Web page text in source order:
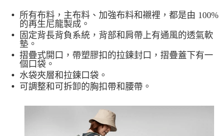
離島宅配
每筆NT$80，滿NT$490(含以上)免運費
付款後門市自取
免運費
所有布料，主布料、加強布料和襯裡，都是由 100%
的再生尼龍製成。
固定背長背負系統，背部和肩帶上有通風的透氣軟
墊。
摺疊式開口，帶塑膠扣的拉鍊封口，摺疊蓋下有一
個口袋。
水袋夾層和拉鍊口袋。
可調整和可拆卸的胸扣帶和腰帶。